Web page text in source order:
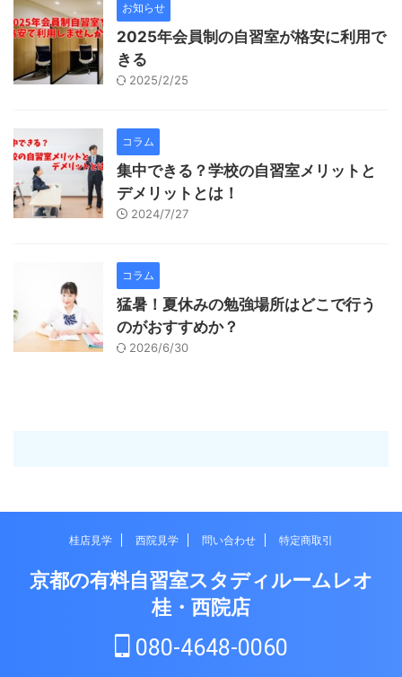
お知らせ
2025年会員制の自習室が格安に利用で
きる
2025/2/25
コラム
集中できる？学校の自習室メリットと
デメリットとは！
2024/7/27
コラム
猛暑！夏休みの勉強場所はどこで行う
のがおすすめか？
2026/6/30
桂店見学 西院見学 問い合わせ 特定商取引
京都の有料自習室スタディルームレオ
桂・西院店
080-4648-0060